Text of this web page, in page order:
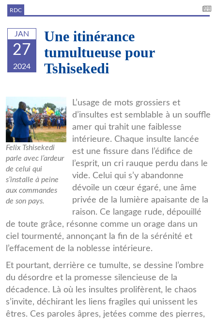
RDC
JAN
27
2024
Une itinérance
tumultueuse pour
Tshisekedi
afel-
a1f5d.jpg
Felix Tshisekedi
parle avec l’ardeur
de celui qui
s’installe à peine
aux commandes
de son pays.
L’usage de mots grossiers et
d’insultes est semblable à un souffle
amer qui trahit une faiblesse
intérieure. Chaque insulte lancée
est une fissure dans l’édifice de
l’esprit, un cri rauque perdu dans le
vide. Celui qui s’y abandonne
dévoile un cœur égaré, une âme
privée de la lumière apaisante de la
raison. Ce langage rude, dépouillé
de toute grâce, résonne comme un orage dans un
ciel tourmenté, annonçant la fin de la sérénité et
l’effacement de la noblesse intérieure.
Et pourtant, derrière ce tumulte, se dessine l’ombre
du désordre et la promesse silencieuse de la
décadence. Là où les insultes prolifèrent, le chaos
s’invite, déchirant les liens fragiles qui unissent les
êtres. Ces paroles âpres, jetées comme des pierres,